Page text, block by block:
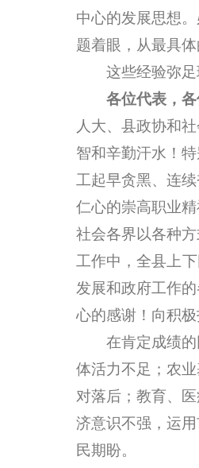
中心的发展思想
题着眼，从最具
这些经验弥足
各位代表，
人大、县政协和
智和辛勤汗水！
工起早贪黑、连
仁心的崇高职业
社会各界以各种
工作中，全县上
发展和政府工作
心的感谢！向积
在肯定成绩的同
体活力不足；农
对落后；教育、
济意识不强，运
民期盼。